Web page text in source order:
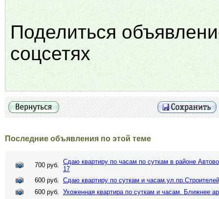
Поделиться
соцсетях
Последние объявления по этой теме
700 руб. Сдаю квартиру по часам по суткам в районе
17
600 руб. Сдаю квартиру по суткам и
600 руб. Ухоженная квартира по суткам и часам. Ближнее